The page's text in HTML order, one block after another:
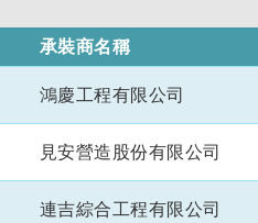
承裝商名稱
鴻慶工程有限公司
見安營造股份有限公司
連吉綜合工程有限公司